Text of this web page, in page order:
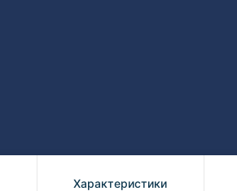
Характеристики